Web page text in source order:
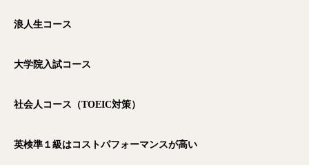
浪人生コース
大学院入試コース
社会人コース（TOEIC対策）
英検準１級はコストパフォーマンスが高い